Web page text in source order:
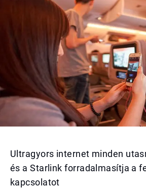
Ultragyors internet minden
és a Starlink forradalmasítja a
kapcsolatot